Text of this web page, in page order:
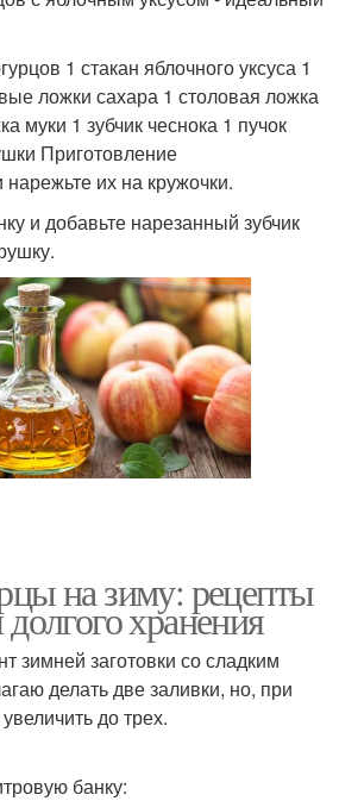
1 стакан яблочного уксуса 1
ложки сахара 1 столовая ложка
муки 1 зубчик чеснока 1 пучок
Приготовление
их на кружочки.
и добавьте нарезанный зубчик
на зиму: рецепты
хранения
зимней заготовки со сладким
делать две заливки, но, при
до трех.
банку: